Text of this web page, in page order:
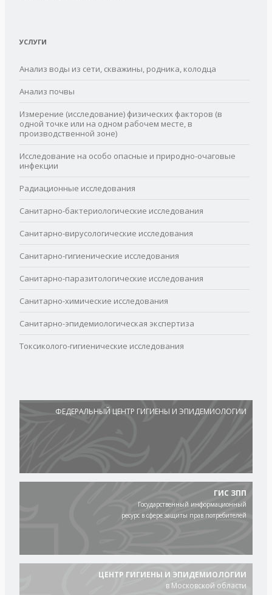
УСЛУГИ
Анализ воды из сети, скважины, родника, колодца
Анализ почвы
Измерение (исследование) физических факторов (в
одной точке или на одном рабочем месте, в
производственной зоне)
Исследование на особо опасные и природно-очаговые
инфекции
Радиационные исследования
Санитарно-бактериологические исследования
Санитарно-вирусологические исследования
Санитарно-гигиенические исследования
Санитарно-паразитологические исследования
Санитарно-химические исследования
Санитарно-эпидемиологическая экспертиза
Токсиколого-гигиенические исследования
ФЕДЕРАЛЬНЫЙ ЦЕНТР ГИГИЕНЫ И ЭПИДЕМИОЛОГИИ
ГИС ЗПП
Государственный информационный
ресурс в сфере защиты прав потребителей
ЦЕНТР ГИГИЕНЫ И ЭПИДЕМИОЛОГИИ
в Московской области